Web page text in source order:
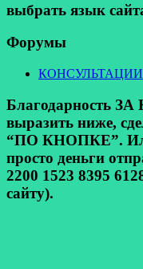
выбрать язык
Форумы
КОНСУЛЬТАЦИИ
Благодарность
выразить ниже,
“ПО КНОПКЕ”.
просто деньги
2200 1523 8395
сайту).